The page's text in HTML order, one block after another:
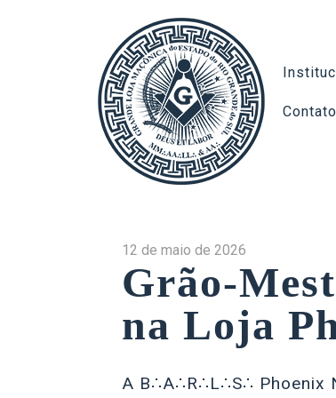
12 de maio de 2026
Grão-
na Loja
A B∴A∴R∴L∴S∴ Phoenix